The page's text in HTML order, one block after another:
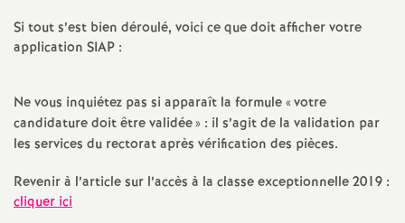
c
n
d
Si tout s’est bien déroulé, voici ce que doit afficher votre
application SIAP :
Ne vous inquiétez pas si apparaît la formule «votre
candidature doit être validée» : il s’agit de la validation par
les services du rectorat après vérification des pièces.
Revenir à l’article sur l’accès à la classe exceptionnelle 2019 :
cliquer ici